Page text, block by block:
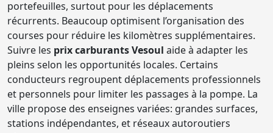
portefeuilles, surtout pour les déplacements
récurrents. Beaucoup optimisent l’organisation des
courses pour réduire les kilomètres supplémentaires.
Suivre les prix carburants Vesoul aide à adapter les
pleins selon les opportunités locales. Certains
conducteurs regroupent déplacements professionnels
et personnels pour limiter les passages à la pompe. La
ville propose des enseignes variées: grandes surfaces,
stations indépendantes, et réseaux autoroutiers